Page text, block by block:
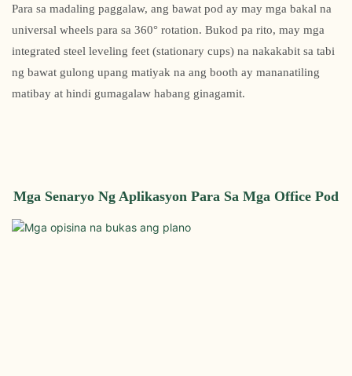
Para sa madaling paggalaw, ang bawat pod ay may mga bakal na
universal wheels para sa 360° rotation. Bukod pa rito, may mga
integrated steel leveling feet (stationary cups) na nakakabit sa tabi
ng bawat gulong upang matiyak na ang booth ay mananatiling
matibay at hindi gumagalaw habang ginagamit.
Mga Senaryo Ng Aplikasyon Para Sa Mga Office Pod